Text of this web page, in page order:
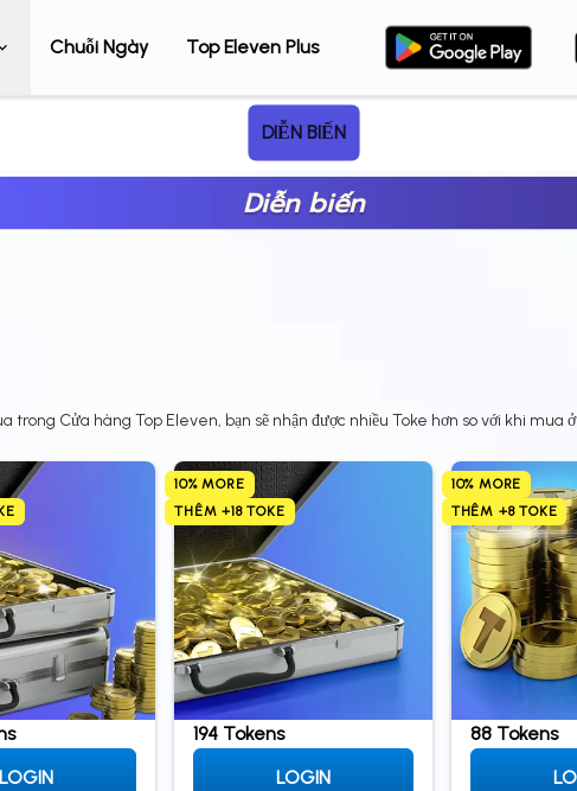
Chuỗi Ngày Top Eleven Plus
DIỄN BIẾN
Diễn biến
trong Cửa hàng Top Eleven, bạn sẽ nhận được nhiều Toke hơn so với khi mua
LOGIN
10% MORE
THÊM +18 TOKE
194 Tokens
LOGIN
10% MORE
THÊM +8 TOKE
88 Tokens